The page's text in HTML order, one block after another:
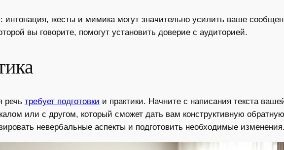
интонация, жесты и мимика могут значительно усилить ваше
вы говорите, помогут установить доверие с аудиторией.
речь требует подготовки и практики. Начните с написания текста
или с другом, который сможет дать вам конструктивную
невербальные аспекты и подготовить необходимые изменения.